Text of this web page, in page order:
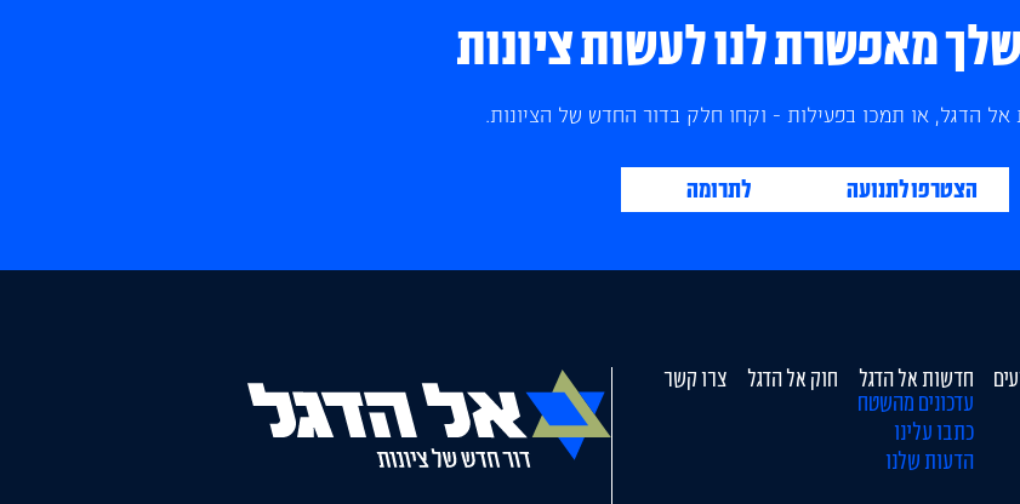
מאפשרת לנו לעשות ציונות
אל הדגל, או תמכו בפעילות - וקחו חלק בדור החדש של הציונות.
הצטרפו לתנועה לתרומה
חדשות אל הדגל
עדכונים מהשטח
כתבו עלינו
הדעות שלנו
חוק אל הדגל צרו קשר